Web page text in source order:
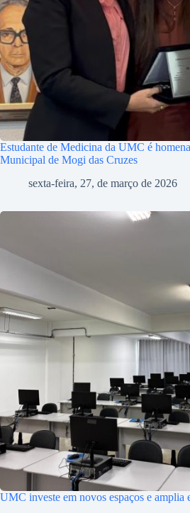
Estudante de Medicina da UMC é
Municipal de Mogi das Cruzes
sexta-feira, 27, de março de 2026
UMC investe em novos espaços e amplia